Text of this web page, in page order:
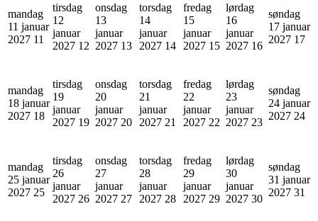
mandag
11 januar
2027 11
tirsdag
12
januar
2027 12
onsdag
13
januar
2027 13
torsdag
14
januar
2027 14
fredag
15
januar
2027 15
lørdag
16
januar
2027 16
søndag
17 januar
2027 17
mandag
18 januar
2027 18
tirsdag
19
januar
2027 19
onsdag
20
januar
2027 20
torsdag
21
januar
2027 21
fredag
22
januar
2027 22
lørdag
23
januar
2027 23
søndag
24 januar
2027 24
mandag
25 januar
2027 25
tirsdag
26
januar
2027 26
onsdag
27
januar
2027 27
torsdag
28
januar
2027 28
fredag
29
januar
2027 29
lørdag
30
januar
2027 30
søndag
31 januar
2027 31